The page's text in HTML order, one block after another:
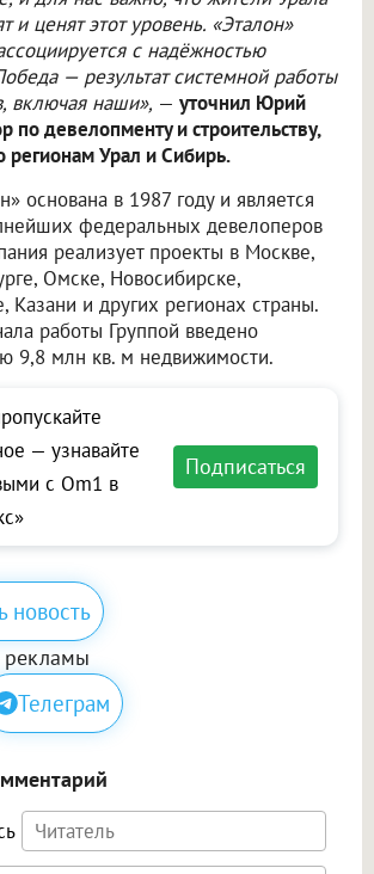
и ценят этот уровень. «Эталон»
с надёжностью
— результат системной работы
включая наши», — уточнил Юрий
по девелопменту и строительству,
регионам Урал и Сибирь.
основана в 1987 году и является
федеральных девелоперов
реализует проекты в Москве,
Омске, Новосибирске,
Казани и других регионах страны.
работы Группой введено
9,8 млн кв. м недвижимости.
— узнавайте
с Om1 в
Подписаться
новость
Телеграм